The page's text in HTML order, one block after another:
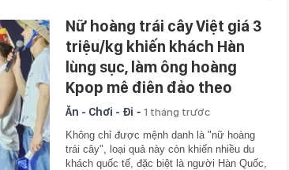
Nữ hoàng trái cây Việt giá 3
triệu/kg khiến khách Hàn
lùng sục, làm ông hoàng
Kpop mê điên đảo theo
Ăn - Chơi - Đi - 1 tháng trước
Không chỉ được mệnh danh là "nữ hoàng
trái cây", loại quả này còn khiến nhiều du
khách quốc tế, đặc biệt là người Hàn Quốc,